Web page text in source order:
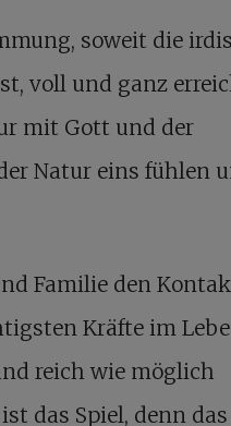
soweit die
voll und ganz
mit Gott und der
Natur eins fühlen
Familie den
Kräfte im
reich wie möglich
das Spiel, denn